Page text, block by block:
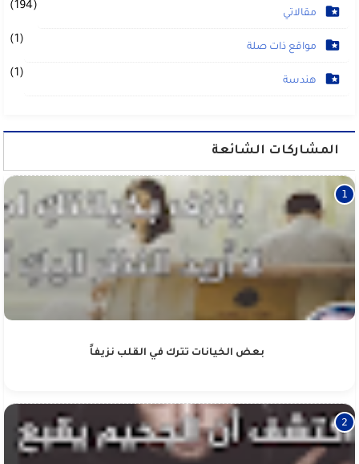
مقالاتي
(194)
مواقع ذات صلة
(1)
هندسة
(1)
المشاركات الشائعة
بعض الخيانات تترك في القلب نزيفاً